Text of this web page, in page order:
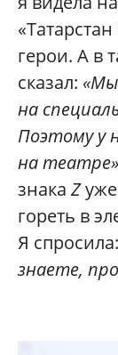
герои. А в
сказал:
на
Поэтому у
на театре»
знака Z
гореть в
Я спросила:
знаете,